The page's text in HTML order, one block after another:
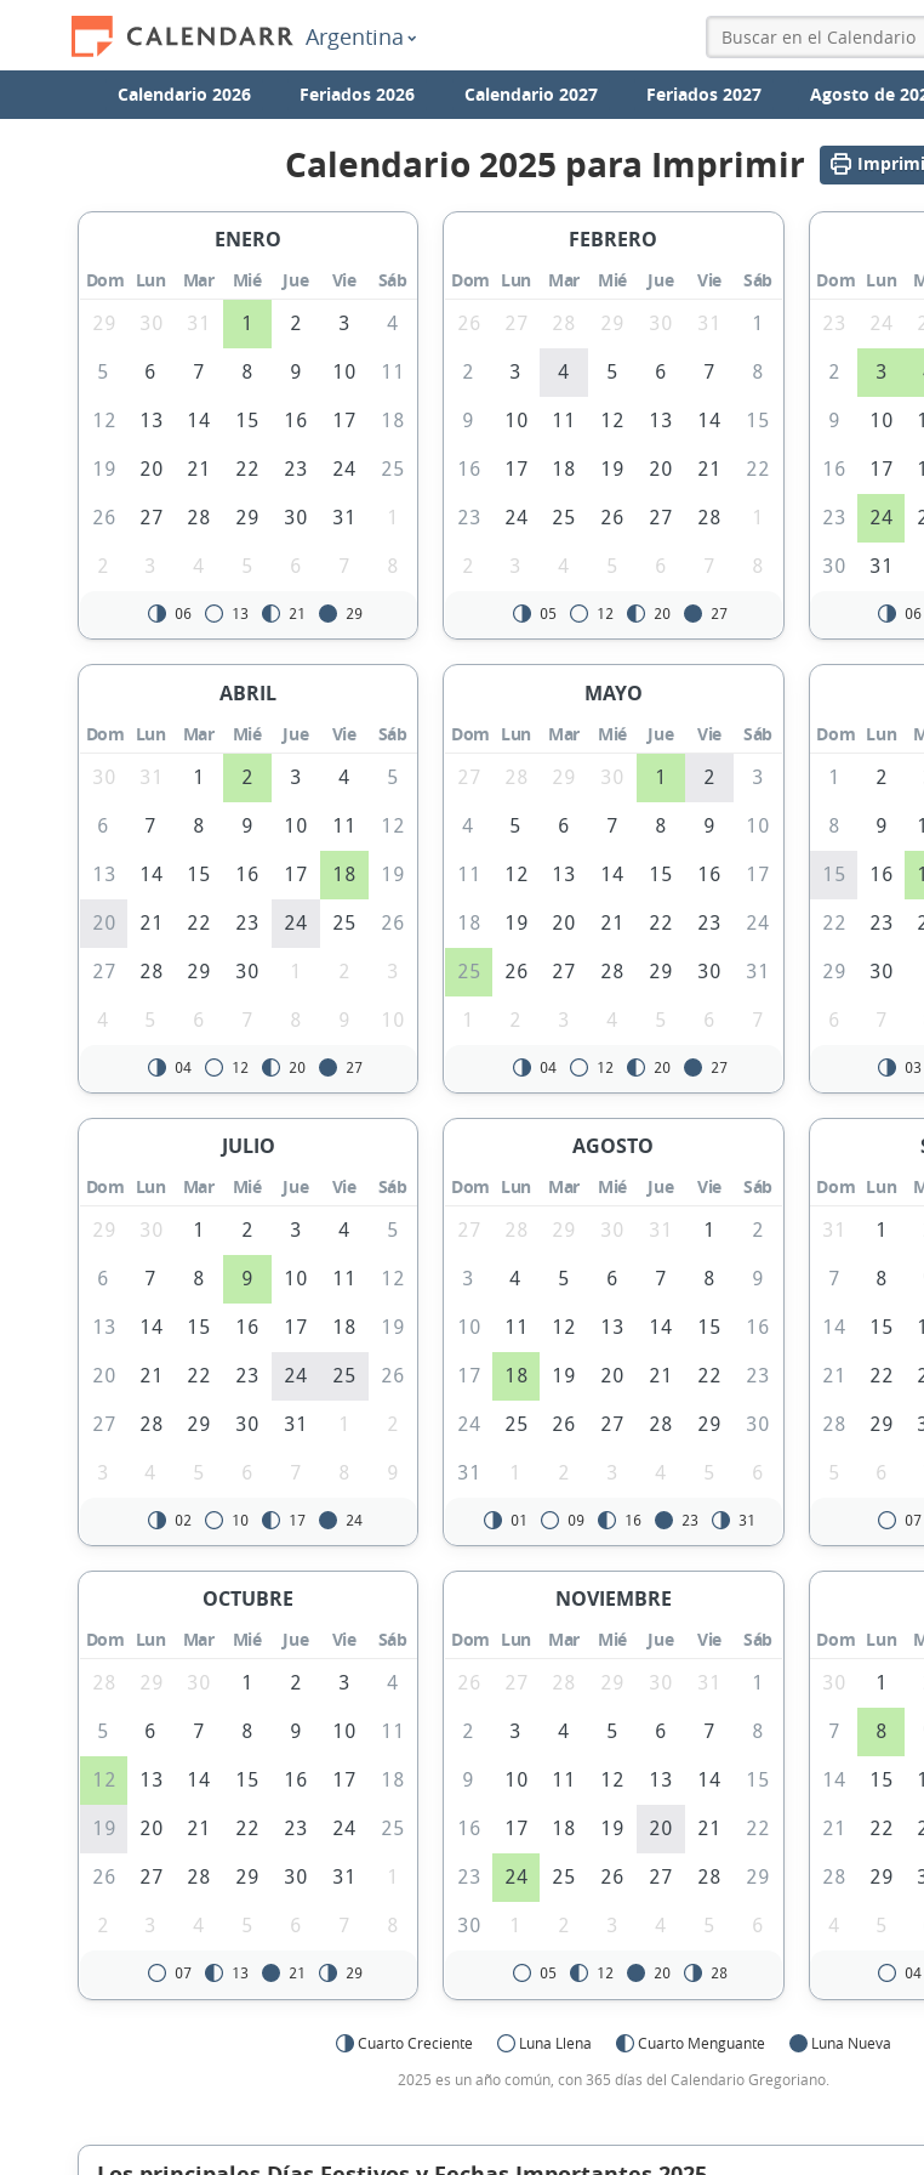
Argentina
Calendario 2026 Feriados 2026 Calendario 2027 Feriados 2027 Agosto de
Calendario 2025 para Imprimir
ENERO
Dom Lun Mar Mié Jue Vie
Sáb
29
30 31 1 2 3 4
5 6 7 8 9 10 11
12 13 14 15 16 17 18
19 20 21 22 23 24 25
26 27 28 29 30 31 1
2 3 4 5 6 7 8
06 13 21 29
FEBRERO
Dom Lun Mar Mié Jue Vie
Sáb
26
27 28 29 30 31 1
2 3 4 5 6 7 8
9 10 11 12 13 14 15
16 17 18 19 20 21 22
23 24 25 26 27 28 1
2 3 4 5 6 7 8
05 12 20 27
Dom Lun
23
24
2 3
9 10
16 17
23 24
30 31
06
ABRIL
Dom Lun Mar Mié Jue Vie
Sáb
30
31 1 2 3 4 5
6 7 8 9 10 11 12
13 14 15 16 17 18 19
20 21 22 23 24 25 26
27 28 29 30 1 2 3
4 5 6 7 8 9 10
04 12 20 27
MAYO
Dom Lun Mar Mié Jue Vie
Sáb
27
28 29 30 1 2 3
4 5 6 7 8 9 10
11 12 13 14 15 16 17
18 19 20 21 22 23 24
25 26 27 28 29 30 31
1 2 3 4 5 6 7
04 12 20 27
Dom Lun
1
2
8 9
15 16
22 23
29 30
6 7
03
JULIO
Dom Lun Mar Mié Jue Vie
Sáb
29
30 1 2 3 4 5
6 7 8 9 10 11 12
13 14 15 16 17 18 19
20 21 22 23 24 25 26
27 28 29 30 31 1 2
3 4 5 6 7 8 9
02 10 17 24
AGOSTO
Dom Lun Mar Mié Jue Vie
Sáb
27
28 29 30 31 1 2
3 4 5 6 7 8 9
10 11 12 13 14 15 16
17 18 19 20 21 22 23
24 25 26 27 28 29 30
31 1 2 3 4 5 6
01 09 16 23 31
Dom Lun
31
1
7 8
14 15
21 22
28 29
5 6
07
OCTUBRE
Dom Lun Mar Mié Jue Vie
Sáb
28
29 30 1 2 3 4
5 6 7 8 9 10 11
12 13 14 15 16 17 18
19 20 21 22 23 24 25
26 27 28 29 30 31 1
2 3 4 5 6 7 8
07 13 21 29
NOVIEMBRE
Dom Lun Mar Mié Jue Vie
Sáb
26
27 28 29 30 31 1
2 3 4 5 6 7 8
9 10 11 12 13 14 15
16 17 18 19 20 21 22
23 24 25 26 27 28 29
30 1 2 3 4 5 6
05 12 20 28
Dom Lun
30
1
7 8
14 15
21 22
28 29
4 5
04
Cuarto Creciente Luna Llena Cuarto Menguante
Luna Nueva
2025 es un año común, con 365 días del Calendario Gregoriano.